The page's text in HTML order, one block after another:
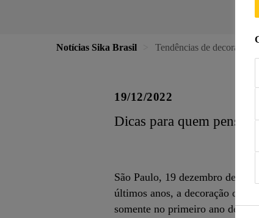
Notícias Sika Brasil Tendências de decoração
19/12/2022
Dicas para quem pensa
São Paulo, 19 dezembro de
últimos anos, a decoração de
somente no primeiro ano de